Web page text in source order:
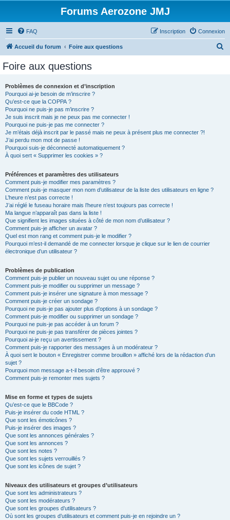
Forums Aerozone JMJ
FAQ Connexion
Inscription
Accueil du forum Foire aux questions
Foire aux questions
Problèmes de connexion et d’inscription
Pourquoi ai-je besoin de m’inscrire ?
Qu’est-ce que la COPPA ?
Pourquoi ne puis-je pas m’inscrire ?
Je suis inscrit mais je ne peux pas me connecter !
Pourquoi ne puis-je pas me connecter ?
Je m’étais déjà inscrit par le passé mais ne peux à présent plus me connecter ?!
J’ai perdu mon mot de passe !
Pourquoi suis-je déconnecté automatiquement ?
À quoi sert « Supprimer les cookies » ?
Préférences et paramètres des utilisateurs
Comment puis-je modifier mes paramètres ?
Comment puis-je masquer mon nom d’utilisateur de la liste des utilisateurs en ligne ?
L’heure n’est pas correcte !
J’ai réglé le fuseau horaire mais l’heure n’est toujours pas correcte !
Ma langue n’apparaît pas dans la liste !
Que signifient les images situées à côté de mon nom d’utilisateur ?
Comment puis-je afficher un avatar ?
Quel est mon rang et comment puis-je le modifier ?
Pourquoi m’est-il demandé de me connecter lorsque je clique sur le lien de courrier
électronique d’un utilisateur ?
Problèmes de publication
Comment puis-je publier un nouveau sujet ou une réponse ?
Comment puis-je modifier ou supprimer un message ?
Comment puis-je insérer une signature à mon message ?
Comment puis-je créer un sondage ?
Pourquoi ne puis-je pas ajouter plus d’options à un sondage ?
Comment puis-je modifier ou supprimer un sondage ?
Pourquoi ne puis-je pas accéder à un forum ?
Pourquoi ne puis-je pas transférer de pièces jointes ?
Pourquoi ai-je reçu un avertissement ?
Comment puis-je rapporter des messages à un modérateur ?
À quoi sert le bouton « Enregistrer comme brouillon » affiché lors de la rédaction d’un
sujet ?
Pourquoi mon message a-t-il besoin d’être approuvé ?
Comment puis-je remonter mes sujets ?
Mise en forme et types de sujets
Qu’est-ce que le BBCode ?
Puis-je insérer du code HTML ?
Que sont les émoticônes ?
Puis-je insérer des images ?
Que sont les annonces générales ?
Que sont les annonces ?
Que sont les notes ?
Que sont les sujets verrouillés ?
Que sont les icônes de sujet ?
Niveaux des utilisateurs et groupes d’utilisateurs
Que sont les administrateurs ?
Que sont les modérateurs ?
Que sont les groupes d’utilisateurs ?
Où sont les groupes d’utilisateurs et comment puis-je en rejoindre un ?